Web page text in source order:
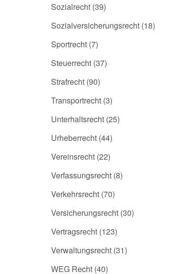
Sozialrecht (39)
Sozialversicherungsrecht (18)
Sportrecht (7)
Steuerrecht (37)
Strafrecht (90)
Transportrecht (3)
Unterhaltsrecht (25)
Urheberrecht (44)
Vereinsrecht (22)
Verfassungsrecht (8)
Verkehrsrecht (70)
Versicherungsrecht (30)
Vertragsrecht (123)
Verwaltungsrecht (31)
WEG Recht (40)